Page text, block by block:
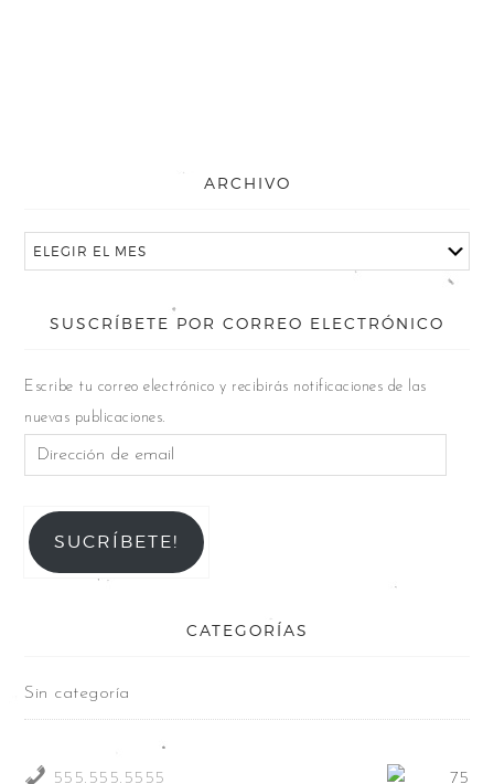
ARCHIVO
SUSCRÍBETE POR CORREO ELECTRÓNICO
Escribe tu correo electrónico y recibirás notificaciones de las
nuevas publicaciones.
SUCRÍBETE!
CATEGORÍAS
Sin categoría
555.555.5555